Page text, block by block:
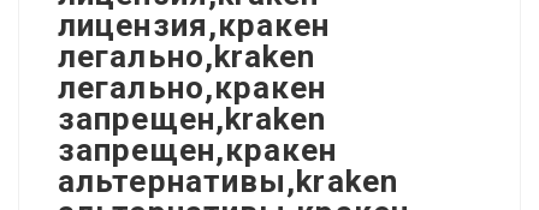
лицензия,кракен
легально,kraken
легально,кракен
запрещен,kraken
запрещен,кракен
альтернативы,kraken